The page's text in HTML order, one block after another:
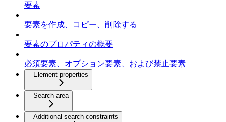
要素
要素を作成、コピー、削除する
要素のプロパティの概要
必須要素、オプション要素、および禁止要素
Element properties
Search area
Additional search constraints